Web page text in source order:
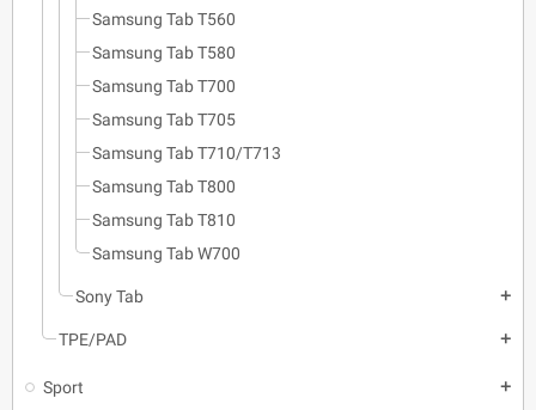
Samsung Tab T560
Samsung Tab T580
Samsung Tab T700
Samsung Tab T705
Samsung Tab T710/T713
Samsung Tab T800
Samsung Tab T810
Samsung Tab W700
Sony Tab add
TPE/PAD add
Sport add